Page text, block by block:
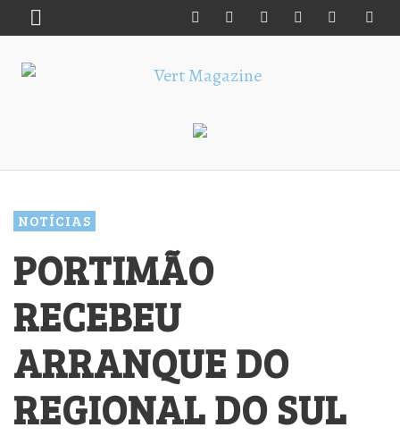
NOTÍCIAS
PORTIMÃO
RECEBEU
ARRANQUE DO
REGIONAL DO SUL